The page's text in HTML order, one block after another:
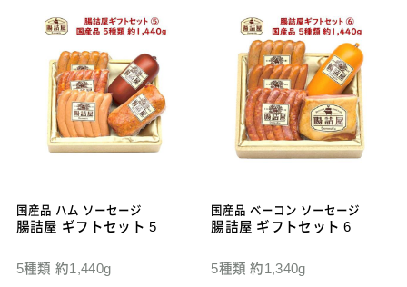
国産品 ハム ソーセージ
腸詰屋 ギフトセット 5
5種類 約1,440g
国産品 ベーコン ソーセージ
腸詰屋 ギフトセット 6
5種類 約1,340g